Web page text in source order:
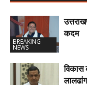
BREAKING
NEWS
कदम
विकास